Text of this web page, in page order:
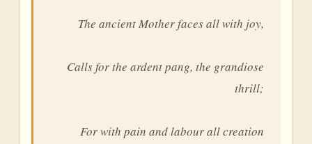
The ancient Mother faces all with joy,
Calls for the ardent pang, the grandiose
thrill;
For with pain and labour all creation